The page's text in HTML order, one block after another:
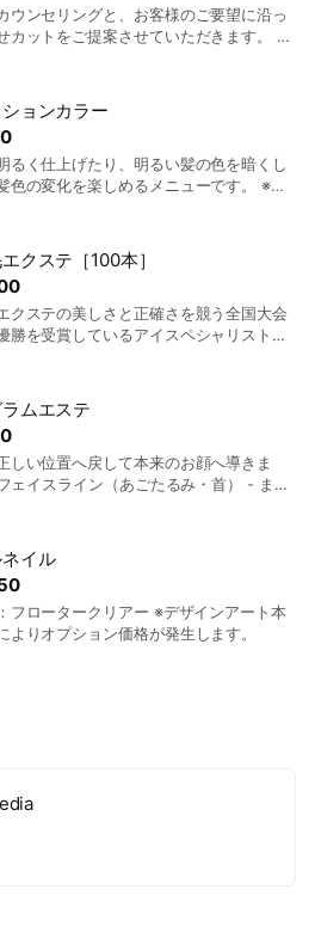
ウンセリングと、お客様のご要望に沿っ
カットをご提案させていただきます。 ※
ョンカラー
るく仕上げたり、明るい髪の色を暗くし
色の変化を楽しめるメニューです。 ※カ
クステ［100本］
クステの美しさと正確さを競う全国大会
勝を受賞しているアイスペシャリストが
円 ※完全予約制
ムエステ
しい位置へ戻して本来のお顔へ導きま
ェイスライン（あごたるみ・首） - まぶ
たるみ） - 頬こけ（痩せコケて老けて見
頬下部（ほうれい線） など、気になる部
せてカウンセリングをし、お客様のお悩
するメニューをご提案させていただきま
イル
フロータークリアー ※デザインアート本
よりオプション価格が発生します。